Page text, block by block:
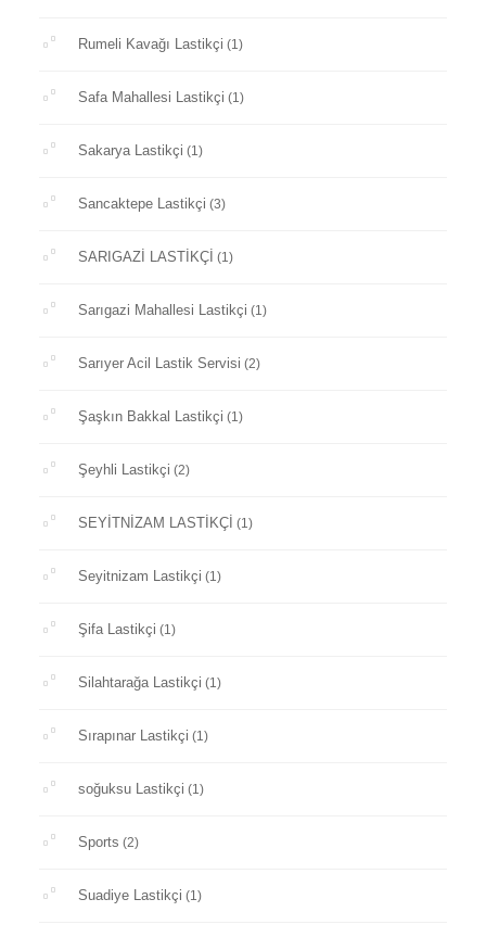
Rumeli Kavağı Lastikçi (1)
Safa Mahallesi Lastikçi (1)
Sakarya Lastikçi (1)
Sancaktepe Lastikçi (3)
SARIGAZİ LASTİKÇİ (1)
Sarıgazi Mahallesi Lastikçi (1)
Sarıyer Acil Lastik Servisi (2)
Şaşkın Bakkal Lastikçi (1)
Şeyhli Lastikçi (2)
SEYİTNİZAM LASTİKÇİ (1)
Seyitnizam Lastikçi (1)
Şifa Lastikçi (1)
Silahtarağa Lastikçi (1)
Sırapınar Lastikçi (1)
soğuksu Lastikçi (1)
Sports (2)
Suadiye Lastikçi (1)